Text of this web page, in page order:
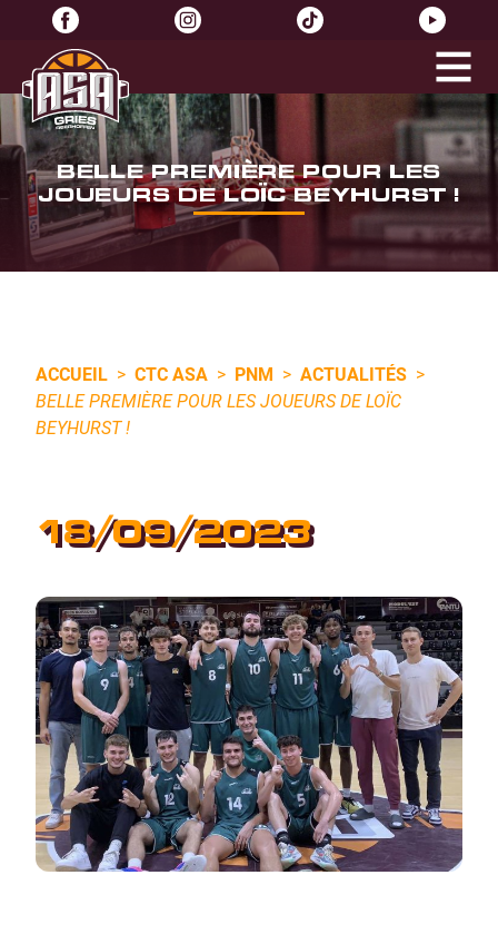
BELLE PREMIÈRE POUR LES
JOUEURS DE LOÏC BEYHURST !
ACCUEIL > CTC ASA > PNM > ACTUALITÉS >
BELLE PREMIÈRE POUR LES JOUEURS DE LOÏC
BEYHURST !
18/09/2023